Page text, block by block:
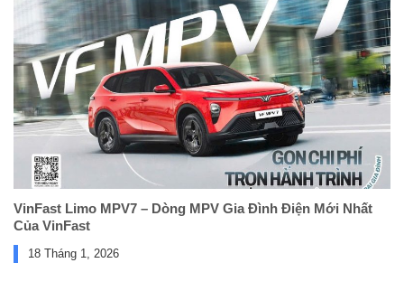
VinFast Limo MPV7 – Dòng MPV Gia Đình Điện Mới Nhất
Của VinFast
18 Tháng 1, 2026